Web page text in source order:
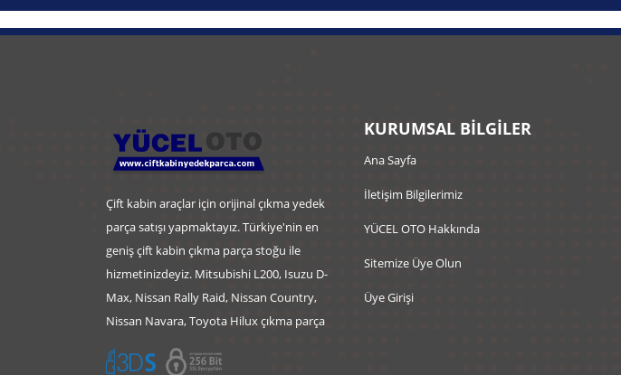
Çift kabin araçlar için orijinal çıkma yedek
parça satışı yapmaktayız. Türkiye'nin en
geniş çift kabin çıkma parça stoğu ile
hizmetinizdeyiz. Mitsubishi L200, Isuzu D-
Max, Nissan Rally Raid, Nissan Country,
Nissan Navara, Toyota Hilux çıkma parça
KURUMSAL BİLGİLER
Ana Sayfa
İletişim Bilgilerimiz
YÜCEL OTO Hakkında
Sitemize Üye Olun
Üye Girişi